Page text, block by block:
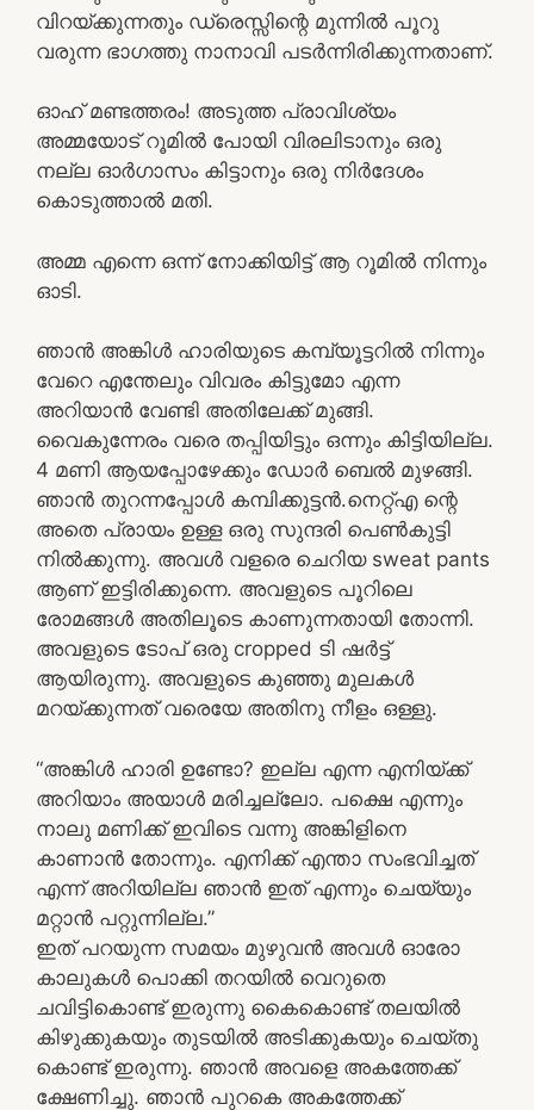
വിറയ്ക്കുന്നതും ഡ്രെസ്സിന്റെ മുന്നിൽ പൂറു
വരുന്ന ഭാഗത്തു നാനാവി പടർന്നിരിക്കുന്നതാണ്.
ഓഹ് മണ്ടത്തരം! അടുത്ത പ്രാവിശ്യം
അമ്മയോട് റൂമിൽ പോയി വിരലിടാനും ഒരു
നല്ല ഓർഗാസം കിട്ടാനും ഒരു നിർദേശം
കൊടുത്താൽ മതി.
അമ്മ എന്നെ ഒന്ന് നോക്കിയിട്ട് ആ റൂമിൽ നിന്നും
ഓടി.
ഞാൻ അങ്കിൾ ഹാരിയുടെ കമ്പ്യൂട്ടറിൽ നിന്നും
വേറെ എന്തേലും വിവരം കിട്ടുമോ എന്ന
അറിയാൻ വേണ്ടി അതിലേക്ക് മുങ്ങി.
വൈകുന്നേരം വരെ തപ്പിയിട്ടും ഒന്നും കിട്ടിയില്ല.
4 മണി ആയപ്പോഴേക്കും ഡോർ ബെൽ മുഴങ്ങി.
ഞാൻ തുറന്നപ്പോൾ കമ്പിക്കുട്ടൻ.നെറ്റ്എ ന്റെ
അതെ പ്രായം ഉള്ള ഒരു സുന്ദരി പെൺകുട്ടി
നിൽക്കുന്നു. അവൾ വളരെ ചെറിയ sweat pants
ആണ് ഇട്ടിരിക്കുന്നെ. അവളുടെ പൂറിലെ
രോമങ്ങൾ അതിലൂടെ കാണുന്നതായി തോന്നി.
അവളുടെ ടോപ് ഒരു cropped ടി ഷർട്ട്
ആയിരുന്നു. അവളുടെ കുഞ്ഞു മുലകൾ
മറയ്ക്കുന്നത് വരെയേ അതിനു നീളം ഒള്ളു.
“അങ്കിൾ ഹാരി ഉണ്ടോ? ഇല്ല എന്ന എനിയ്ക്ക്
അറിയാം അയാൾ മരിച്ചല്ലോ. പക്ഷെ എന്നും
നാലു മണിക്ക് ഇവിടെ വന്നു അങ്കിളിനെ
കാണാൻ തോന്നും. എനിക്ക് എന്താ സംഭവിച്ചത്
എന്ന് അറിയില്ല ഞാൻ ഇത് എന്നും ചെയ്യും
മറ്റാൻ പറ്റുന്നില്ല.”
ഇത് പറയുന്ന സമയം മുഴുവൻ അവൾ ഓരോ
കാലുകൾ പൊക്കി തറയിൽ വെറുതെ
ചവിട്ടികൊണ്ട് ഇരുന്നു കൈകൊണ്ട് തലയിൽ
കിഴുക്കുകയും തുടയിൽ അടിക്കുകയും ചെയ്തു
കൊണ്ട് ഇരുന്നു. ഞാൻ അവളെ അകത്തേക്ക്
ക്ഷേണിച്ചു. ഞാൻ പുറകെ അകത്തേക്ക്